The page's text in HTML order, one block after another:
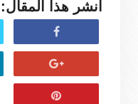
انشر هذا المقال: